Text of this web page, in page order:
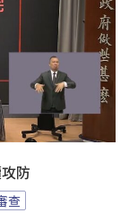
防
查